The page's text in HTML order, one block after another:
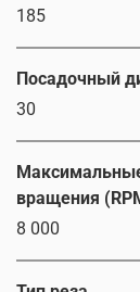
185
Посадочный
30
вращения
8 000